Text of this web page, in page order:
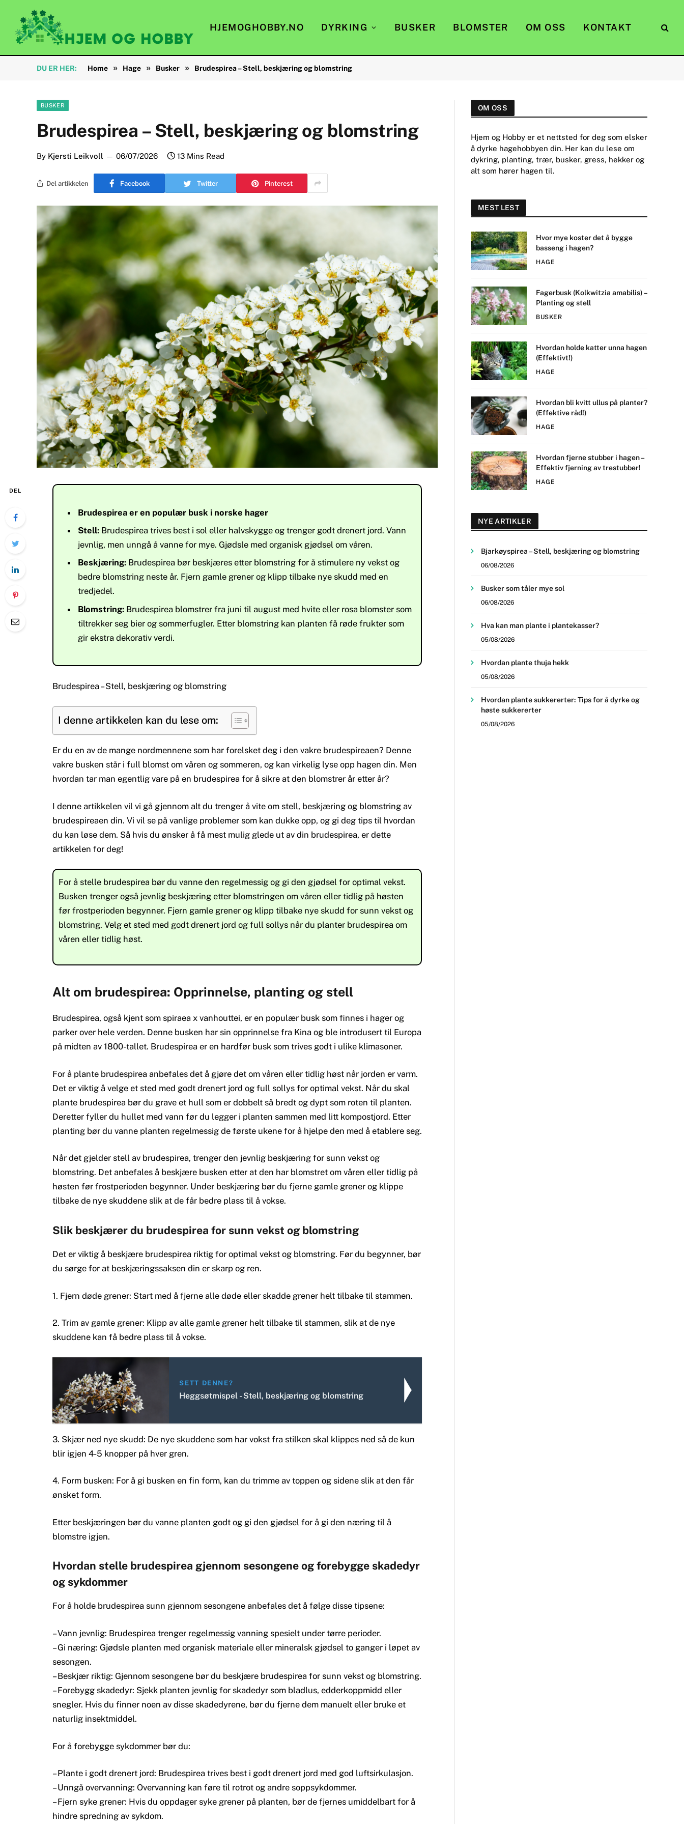
HJEMOGHOBBY.NO DYRKING BUSKER BLOMSTER OM OSS KONTAKT
DU ER HER: Home » Hage » Busker » Brudespirea – Stell, beskjæring og blomstring
BUSKER
Brudespirea – Stell, beskjæring og blomstring
By Kjersti Leikvoll 06/07/2026 13 Mins Read
Del artikkelen Facebook Twitter Pinterest
DEL
Brudespirea er en populær busk i norske hager
Stell: Brudespirea trives best i sol eller halvskygge og trenger godt drenert jord. Vann
jevnlig, men unngå å vanne for mye. Gjødsle med organisk gjødsel om våren.
Beskjæring: Brudespirea bør beskjæres etter blomstring for å stimulere ny vekst og
bedre blomstring neste år. Fjern gamle grener og klipp tilbake nye skudd med en
tredjedel.
Blomstring: Brudespirea blomstrer fra juni til august med hvite eller rosa blomster som
tiltrekker seg bier og sommerfugler. Etter blomstring kan planten få røde frukter som
gir ekstra dekorativ verdi.
Brudespirea – Stell, beskjæring og blomstring
I denne artikkelen kan du lese om:
Er du en av de mange nordmennene som har forelsket deg i den vakre brudespireaen? Denne
vakre busken står i full blomst om våren og sommeren, og kan virkelig lyse opp hagen din. Men
hvordan tar man egentlig vare på en brudespirea for å sikre at den blomstrer år etter år?
I denne artikkelen vil vi gå gjennom alt du trenger å vite om stell, beskjæring og blomstring av
brudespireaen din. Vi vil se på vanlige problemer som kan dukke opp, og gi deg tips til hvordan
du kan løse dem. Så hvis du ønsker å få mest mulig glede ut av din brudespirea, er dette
artikkelen for deg!
For å stelle brudespirea bør du vanne den regelmessig og gi den gjødsel for optimal vekst.
Busken trenger også jevnlig beskjæring etter blomstringen om våren eller tidlig på høsten
før frostperioden begynner. Fjern gamle grener og klipp tilbake nye skudd for sunn vekst og
blomstring. Velg et sted med godt drenert jord og full sollys når du planter brudespirea om
våren eller tidlig høst.
Alt om brudespirea: Opprinnelse, planting og stell
Brudespirea, også kjent som spiraea x vanhouttei, er en populær busk som finnes i hager og
parker over hele verden. Denne busken har sin opprinnelse fra Kina og ble introdusert til Europa
på midten av 1800-tallet. Brudespirea er en hardfør busk som trives godt i ulike klimasoner.
For å plante brudespirea anbefales det å gjøre det om våren eller tidlig høst når jorden er varm.
Det er viktig å velge et sted med godt drenert jord og full sollys for optimal vekst. Når du skal
plante brudespirea bør du grave et hull som er dobbelt så bredt og dypt som roten til planten.
Deretter fyller du hullet med vann før du legger i planten sammen med litt kompostjord. Etter
planting bør du vanne planten regelmessig de første ukene for å hjelpe den med å etablere seg.
Når det gjelder stell av brudespirea, trenger den jevnlig beskjæring for sunn vekst og
blomstring. Det anbefales å beskjære busken etter at den har blomstret om våren eller tidlig på
høsten før frostperioden begynner. Under beskjæring bør du fjerne gamle grener og klippe
tilbake de nye skuddene slik at de får bedre plass til å vokse.
Slik beskjærer du brudespirea for sunn vekst og blomstring
Det er viktig å beskjære brudespirea riktig for optimal vekst og blomstring. Før du begynner, bør
du sørge for at beskjæringssaksen din er skarp og ren.
1. Fjern døde grener: Start med å fjerne alle døde eller skadde grener helt tilbake til stammen.
2. Trim av gamle grener: Klipp av alle gamle grener helt tilbake til stammen, slik at de nye
skuddene kan få bedre plass til å vokse.
SETT DENNE?
Heggsøtmispel - Stell, beskjæring og blomstring
3. Skjær ned nye skudd: De nye skuddene som har vokst fra stilken skal klippes ned så de kun
blir igjen 4-5 knopper på hver gren.
4. Form busken: For å gi busken en fin form, kan du trimme av toppen og sidene slik at den får
ønsket form.
Etter beskjæringen bør du vanne planten godt og gi den gjødsel for å gi den næring til å
blomstre igjen.
Hvordan stelle brudespirea gjennom sesongene og forebygge skadedyr
og sykdommer
For å holde brudespirea sunn gjennom sesongene anbefales det å følge disse tipsene:
– Vann jevnlig: Brudespirea trenger regelmessig vanning spesielt under tørre perioder.
– Gi næring: Gjødsle planten med organisk materiale eller mineralsk gjødsel to ganger i løpet av
sesongen.
– Beskjær riktig: Gjennom sesongene bør du beskjære brudespirea for sunn vekst og blomstring.
– Forebygg skadedyr: Sjekk planten jevnlig for skadedyr som bladlus, edderkoppmidd eller
snegler. Hvis du finner noen av disse skadedyrene, bør du fjerne dem manuelt eller bruke et
naturlig insektmiddel.
For å forebygge sykdommer bør du:
– Plante i godt drenert jord: Brudespirea trives best i godt drenert jord med god luftsirkulasjon.
– Unngå overvanning: Overvanning kan føre til rotrot og andre soppsykdommer.
– Fjern syke grener: Hvis du oppdager syke grener på planten, bør de fjernes umiddelbart for å
hindre spredning av sykdom.
OM OSS
Hjem og Hobby er et nettsted for deg som elsker
å dyrke hagehobbyen din. Her kan du lese om
dykring, planting, trær, busker, gress, hekker og
alt som hører hagen til.
MEST LEST
Hvor mye koster det å bygge
basseng i hagen?
HAGE
Fagerbusk (Kolkwitzia amabilis) –
Planting og stell
BUSKER
Hvordan holde katter unna hagen
(Effektivt!)
HAGE
Hvordan bli kvitt ullus på planter?
(Effektive råd!)
HAGE
Hvordan fjerne stubber i hagen –
Effektiv fjerning av trestubber!
HAGE
NYE ARTIKLER
Bjarkøyspirea – Stell, beskjæring og blomstring
06/08/2026
Busker som tåler mye sol
06/08/2026
Hva kan man plante i plantekasser?
05/08/2026
Hvordan plante thuja hekk
05/08/2026
Hvordan plante sukkererter: Tips for å dyrke og
høste sukkererter
05/08/2026